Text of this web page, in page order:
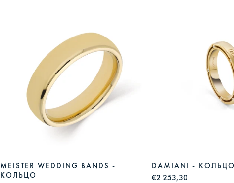
MEISTER WEDDING BANDS -
КОЛЬЦО
DAMIANI - КОЛЬЦО
€2 253,30